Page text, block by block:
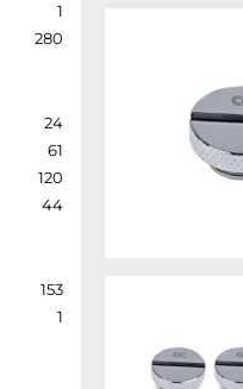
1
280
24
61
120
44
153
1